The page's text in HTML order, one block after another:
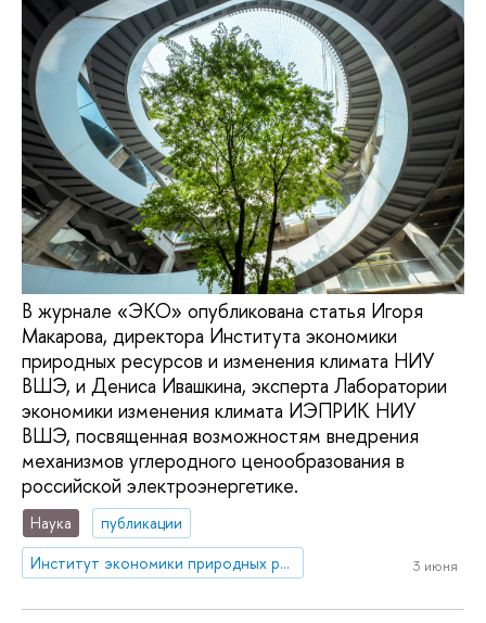
В журнале «ЭКО» опубликована статья Игоря
Макарова, директора Института экономики
природных ресурсов и изменения климата НИУ
ВШЭ, и Дениса Ивашкина, эксперта Лаборатории
экономики изменения климата ИЭПРИК НИУ
ВШЭ, посвященная возможностям внедрения
механизмов углеродного ценообразования в
российской электроэнергетике.
Наука
публикации
Институт экономики природных ресурсов и изменения климата
3 июня